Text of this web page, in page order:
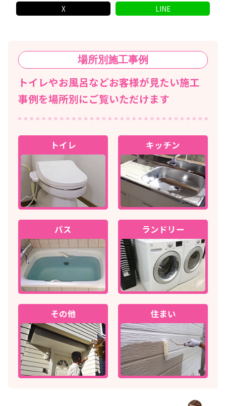
X LINE
場所別施工事例
トイレやお風呂などお客様が見たい施工
事例を場所別にご覧いただけます
トイレ キッチン
バス ランドリー
その他 住まい